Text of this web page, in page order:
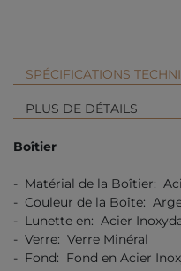
SPÉCIFICATIONS
PLUS DE DÉTAILS
Boîtier
- Matérial de la Boîtier:
- Couleur de la Boîte:
- Lunette en: Acier
- Verre: Verre Minéral
- Fond: Fond en Acier